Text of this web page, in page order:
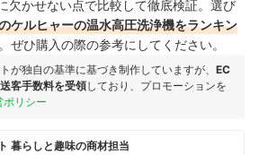
欠かせない点で比較して徹底検証。選び
ケルヒャーの温水高圧洗浄機をランキン
。ぜひ購入の際の参考にしてください。
が独自の基準に基づき制作していますが、 EC
客手数料を受領しており、プロモーションを
ポリシー
暮らしと趣味の商材担当